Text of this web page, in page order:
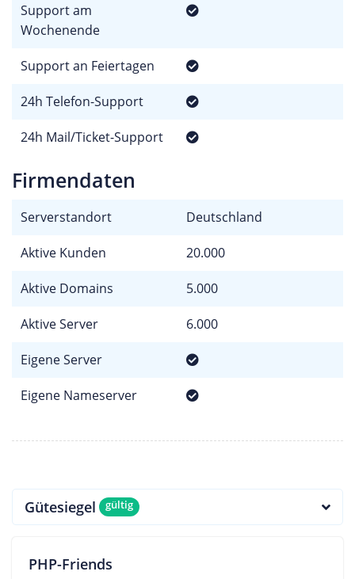
Support am
Wochenende
Support an Feiertagen
24h Telefon-Support
24h Mail/Ticket-Support
Firmendaten
Serverstandort Deutschland
Aktive Kunden 20.000
Aktive Domains 5.000
Aktive Server 6.000
Eigene Server
Eigene Nameserver
Gütesiegel gültig
PHP-Friends